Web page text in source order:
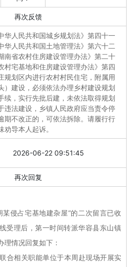
再次反馈
华人民共和国城乡规划法》第四十一
华人民共和国土地管理法》第六十二
南省农村住房建设管理办法》第二十
村宅基地和住房建设管理办法》第四
规划区内进行农村村民住宅，附属用
）建设，必须依法办理乡村建设规划
续，实行先批后建，未依法取得规划
违法建设，乡镇人民政府应当责令停
期不改正的，可依法拆除。请履行行
导本人起诉。
2026-06-22 09:51:45
再次回复
侵占宅基地建杂屋”的二次留言已收
受理后，第一时间转派华容县东山镇
理情况回复如下：
相关职能单位于本周赴现场开展实